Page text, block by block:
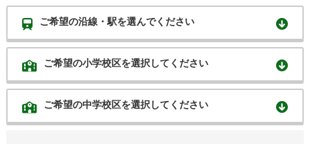
ご希望の沿線・駅を選んでください
ご希望の小学校区を選択してください
ご希望の中学校区を選択してください